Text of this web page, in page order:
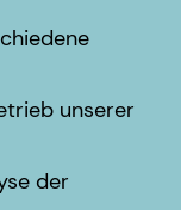
unserer
der